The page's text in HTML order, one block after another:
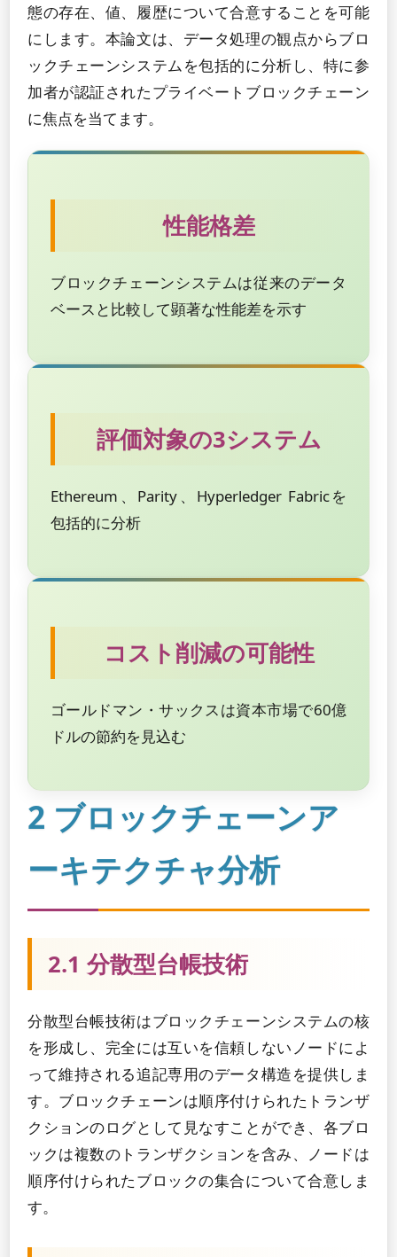
態の存在、値、履歴について合意することを可能
にします。本論文は、データ処理の観点からブロ
ックチェーンシステムを包括的に分析し、特に参
加者が認証されたプライベートブロックチェーン
に焦点を当てます。
性能格差
ブロックチェーンシステムは従来のデータ
ベースと比較して顕著な性能差を示す
評価対象の3システム
Ethereum、Parity、Hyperledger Fabricを
包括的に分析
コスト削減の可能性
ゴールドマン・サックスは資本市場で60億
ドルの節約を見込む
2 ブロックチェーンア
ーキテクチャ分析
2.1 分散型台帳技術
分散型台帳技術はブロックチェーンシステムの核
を形成し、完全には互いを信頼しないノードによ
って維持される追記専用のデータ構造を提供しま
す。ブロックチェーンは順序付けられたトランザ
クションのログとして見なすことができ、各ブロ
ックは複数のトランザクションを含み、ノードは
順序付けられたブロックの集合について合意しま
す。